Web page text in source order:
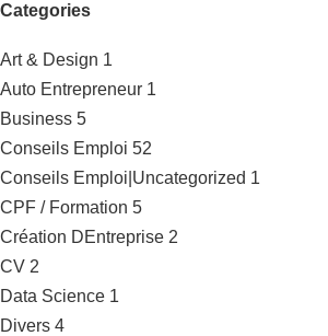
Categories
Art & Design 1
Auto Entrepreneur 1
Business 5
Conseils Emploi 52
Conseils Emploi|Uncategorized 1
CPF / Formation 5
Création DEntreprise 2
CV 2
Data Science 1
Divers 4